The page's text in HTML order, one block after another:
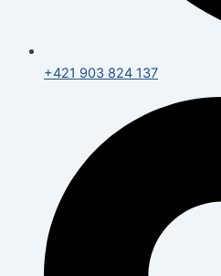
+421 903 824 137